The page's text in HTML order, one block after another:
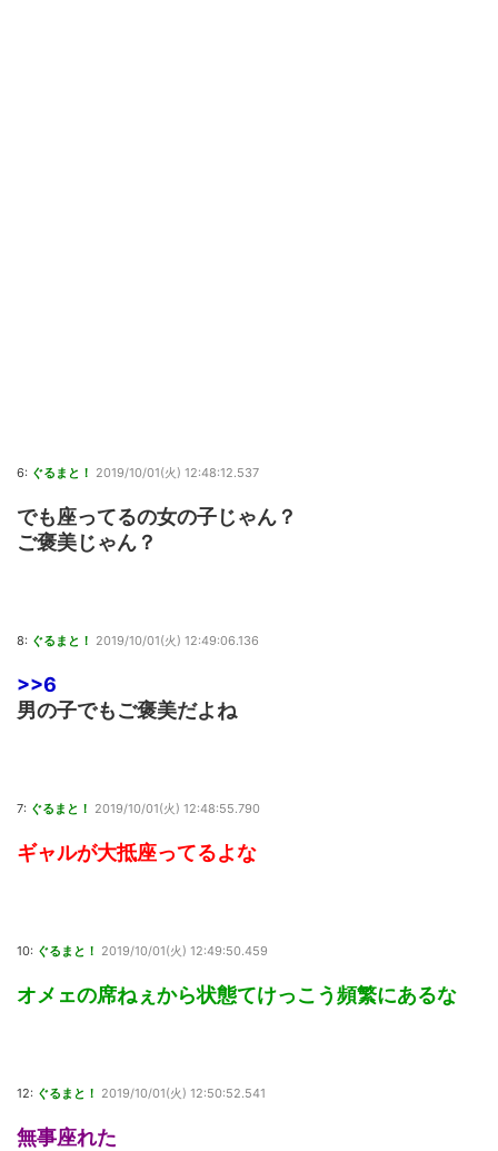
6: ぐるまと！ 2019/10/01(火) 12:48:12.537
でも座ってるの女の子じゃん？
ご褒美じゃん？
8: ぐるまと！ 2019/10/01(火) 12:49:06.136
>>6
男の子でもご褒美だよね
7: ぐるまと！ 2019/10/01(火) 12:48:55.790
ギャルが大抵座ってるよな
10: ぐるまと！ 2019/10/01(火) 12:49:50.459
オメェの席ねぇから状態てけっこう頻繁にあるな
12: ぐるまと！ 2019/10/01(火) 12:50:52.541
無事座れた